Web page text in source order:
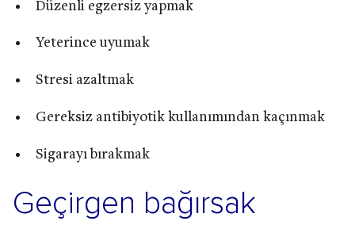
Düzenli egzersiz yapmak
Yeterince uyumak
Stresi azaltmak
Gereksiz antibiyotik kullanımından kaçınmak
Sigarayı bırakmak
Geçirgen bağırsak